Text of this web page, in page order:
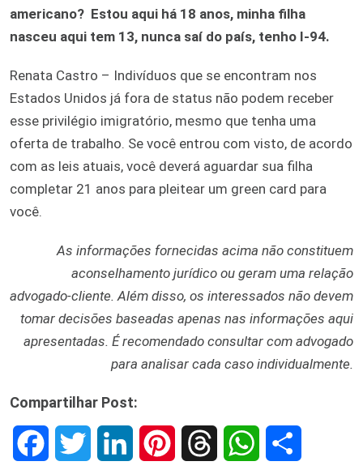
americano? Estou aqui há 18 anos, minha filha
nasceu aqui tem 13, nunca saí do país, tenho I-94.
Renata Castro – Indivíduos que se encontram nos
Estados Unidos já fora de status não podem receber
esse privilégio imigratório, mesmo que tenha uma
oferta de trabalho. Se você entrou com visto, de acordo
com as leis atuais, você deverá aguardar sua filha
completar 21 anos para pleitear um green card para
você.
As informações fornecidas acima não constituem
aconselhamento jurídico ou geram uma relação
advogado-cliente. Além disso, os interessados não devem
tomar decisões baseadas apenas nas informações aqui
apresentadas. É recomendado consultar com advogado
para analisar cada caso individualmente.
Compartilhar Post: